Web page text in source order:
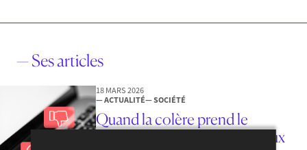
— Ses articles
18 MARS 2026
— ACTUALITÉ— SOCIÉTÉ
Quand la colère prend le
pouvoir sur les réseaux sociaux